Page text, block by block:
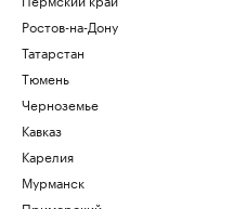
Ростов-на-Дону
Татарстан
Тюмень
Черноземье
Кавказ
Карелия
Мурманск